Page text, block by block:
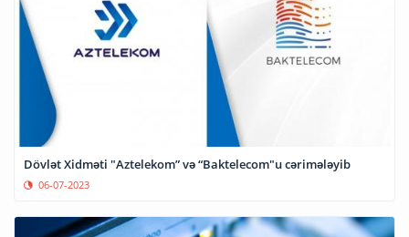
Dövlət Xidməti "Aztelekom” və “Baktelecom"u cərimələyib
06-07-2023